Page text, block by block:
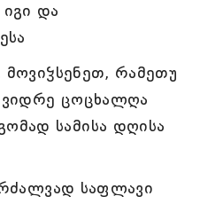
და
რამეთუ
ვიდრე ცოცხალღა
სამისა დღისა
საფლავი